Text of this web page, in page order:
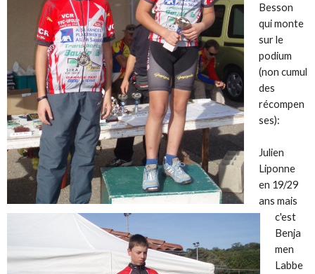
Besson
qui monte
sur le
podium
(non cumul
des
récompen
ses):
Julien
Liponne
en 19/29
ans mais
c'est
Benja
men
Labbe